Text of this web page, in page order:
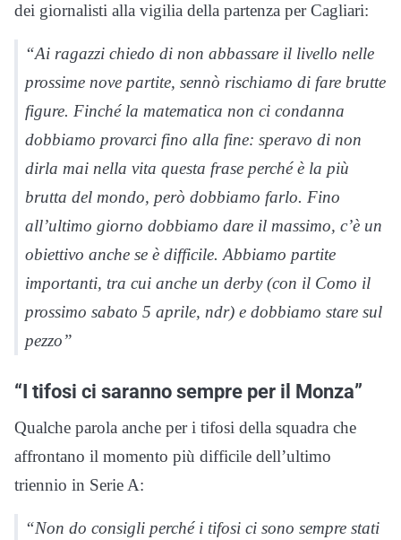
dei giornalisti alla vigilia della partenza per Cagliari:
“Ai ragazzi chiedo di non abbassare il livello nelle
prossime nove partite, sennò rischiamo di fare brutte
figure. Finché la matematica non ci condanna
dobbiamo provarci fino alla fine: speravo di non
dirla mai nella vita questa frase perché è la più
brutta del mondo, però dobbiamo farlo. Fino
all’ultimo giorno dobbiamo dare il massimo, c’è un
obiettivo anche se è difficile. Abbiamo partite
importanti, tra cui anche un derby (con il Como il
prossimo sabato 5 aprile, ndr) e dobbiamo stare sul
pezzo”
“I tifosi ci saranno sempre per il Monza”
Qualche parola anche per i tifosi della squadra che
affrontano il momento più difficile dell’ultimo
triennio in Serie A:
“Non do consigli perché i tifosi ci sono sempre stati